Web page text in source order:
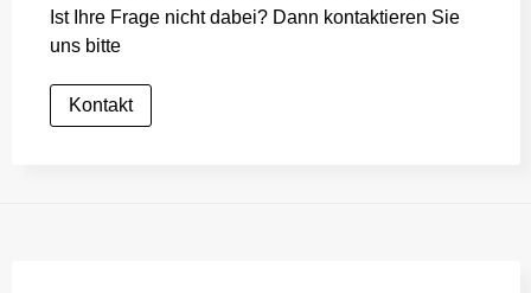
Ist Ihre Frage nicht dabei? Dann kontaktieren Sie
uns bitte
Kontakt